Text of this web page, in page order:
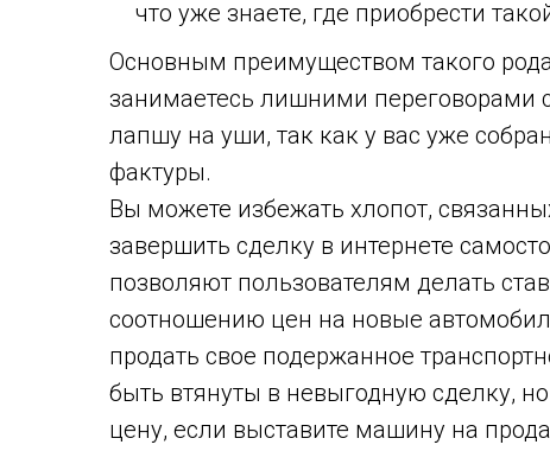
что уже знаете, где приобрести
Основным преимуществом такого
занимаетесь лишними переговорами
лапшу на уши, так как у вас уже
фактуры.
Вы можете избежать хлопот,
завершить сделку в интернете
позволяют пользователям делать
соотношению цен на новые
продать свое подержанное
быть втянуты в невыгодную сделку,
цену, если выставите машину на